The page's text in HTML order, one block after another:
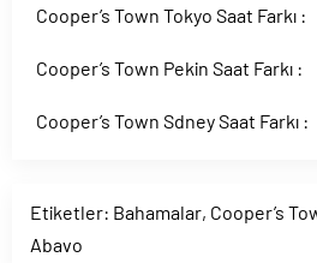
Cooper’s Town Tokyo Saat Farkı :
Cooper’s Town Pekin Saat Farkı :
Cooper’s Town Sdney Saat Farkı :
Etiketler: Bahamalar, Cooper’s
Abavo